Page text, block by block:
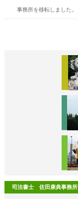
事務所を移転しました。
司法書士 佐田康典事務所